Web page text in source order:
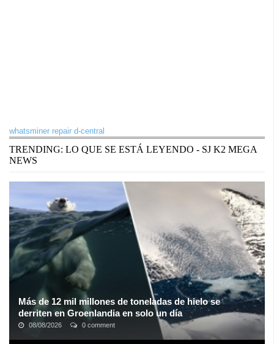
whatsminer repair d-central
TRENDING: LO QUE SE ESTÁ LEYENDO - SJ K2 MEGA
NEWS
Más de 12 mil millones de toneladas de hielo se
derriten en Groenlandia en solo un día
08/08/2026 0 comment
Groenlandia está experimentando uno de sus eventos de fusión